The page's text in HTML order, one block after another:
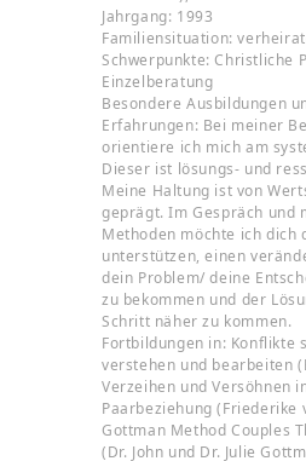
Jahrgang: 1993
Familiensituation:
Schwerpunkte: Christliche
Einzelberatung
Besondere Ausbildungen
Erfahrungen: Bei meiner
orientiere ich mich am
Dieser ist lösungs- und
Meine Haltung ist von
geprägt. Im Gespräch und
Methoden möchte ich dich
unterstützen, einen
dein Problem/ deine
zu bekommen und der
Schritt näher zu kommen.
Fortbildungen in: Konflikte
verstehen und bearbeiten
Verzeihen und Versöhnen
Paarbeziehung (Friederike
Gottman Method Couples
(Dr. John und Dr. Julie